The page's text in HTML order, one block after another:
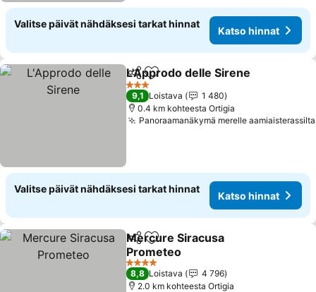
Valitse päivät nähdäksesi tarkat hinnat
Katso hinnat
Jaa Lisää suosikkeihin
L'Approdo delle Sirene
3 Tähtiluokitus
9,1 Loistava
1 480
0.4 km kohteesta Ortigia
Panoraamanäkymä merelle aamiaisterassilta
Valitse päivät nähdäksesi tarkat hinnat
Katso hinnat
Jaa Lisää suosikkeihin
Mercure Siracusa
Prometeo
4 Tähtiluokitus
8,8 Loistava
4 796
2.0 km kohteesta Ortigia